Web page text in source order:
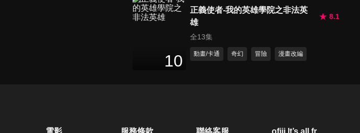
第668集 尋找友情的鑰匙哦/妮
10
正義使者-我的英雄學院之非法英
雄
8.1
全13集
動畫/卡通 奇幻 冒險 漫畫改編
電影 服務條款 聯絡客服